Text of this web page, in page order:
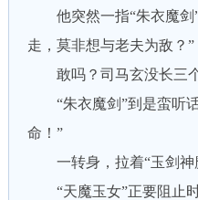
他突然一指“朱衣魔剑”
走，莫非想与老夫为敌？”
敢吗？司马玄没长三个
“朱衣魔剑”到是蛮听话
命！”
一转身，拉着“玉剑神
“天魔玉女”正要阻止时